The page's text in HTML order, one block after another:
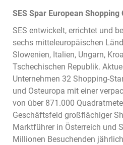
SES Spar European Shopping
SES entwickelt, errichtet und
sechs mitteleuropäischen
Slowenien, Italien, Ungarn,
Tschechischen Republik.
Unternehmen 32 Shopping-
und Osteuropa mit einer
von über 871.000
Geschäftsfeld großflächiger
Marktführer in Österreich und
Millionen Besuchenden